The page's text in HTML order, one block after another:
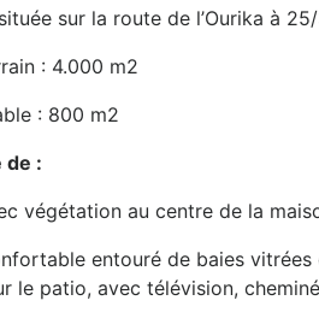
sur la route de l’Ourika à
: 4.000 m2
: 800 m2
de :
végétation au centre de la
entouré de baies
le patio, avec télévision,